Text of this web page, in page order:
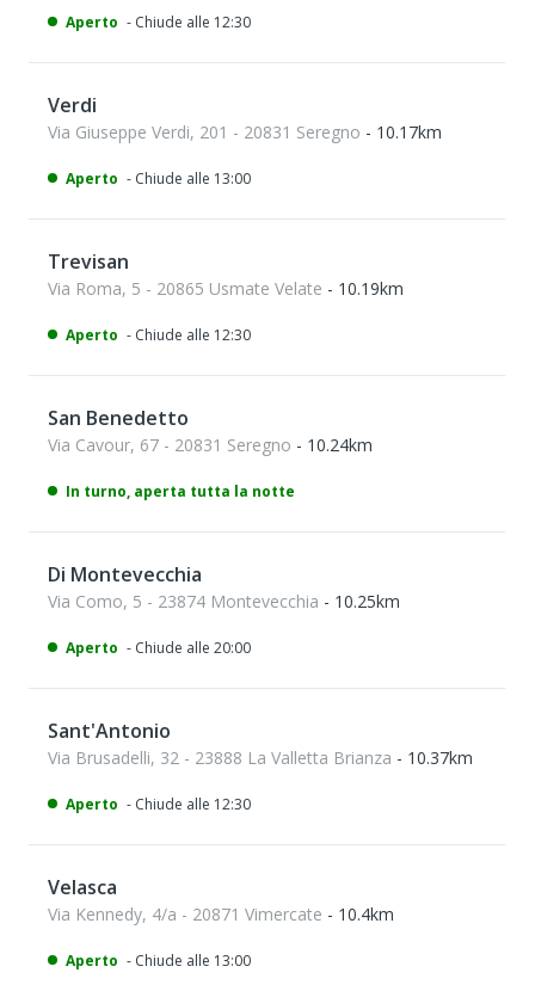
Aperto - Chiude alle 12:30
Verdi
Via Giuseppe Verdi, 201 - 20831 Seregno - 10.17km
Aperto - Chiude alle 13:00
Trevisan
Via Roma, 5 - 20865 Usmate Velate - 10.19km
Aperto - Chiude alle 12:30
San Benedetto
Via Cavour, 67 - 20831 Seregno - 10.24km
In turno, aperta tutta la notte
Di Montevecchia
Via Como, 5 - 23874 Montevecchia - 10.25km
Aperto - Chiude alle 20:00
Sant'Antonio
Via Brusadelli, 32 - 23888 La Valletta Brianza - 10.37km
Aperto - Chiude alle 12:30
Velasca
Via Kennedy, 4/a - 20871 Vimercate - 10.4km
Aperto - Chiude alle 13:00